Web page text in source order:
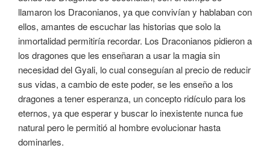
llamaron los Draconianos, ya que convivían y hablaban con
ellos, amantes de escuchar las historias que solo la
inmortalidad permitiría recordar. Los Draconianos pidieron a
los dragones que les enseñaran a usar la magia sin
necesidad del Gyali, lo cual conseguían al precio de reducir
sus vidas, a cambio de este poder, se les enseño a los
dragones a tener esperanza, un concepto ridículo para los
eternos, ya que esperar y buscar lo inexistente nunca fue
natural pero le permitió al hombre evolucionar hasta
dominarles.